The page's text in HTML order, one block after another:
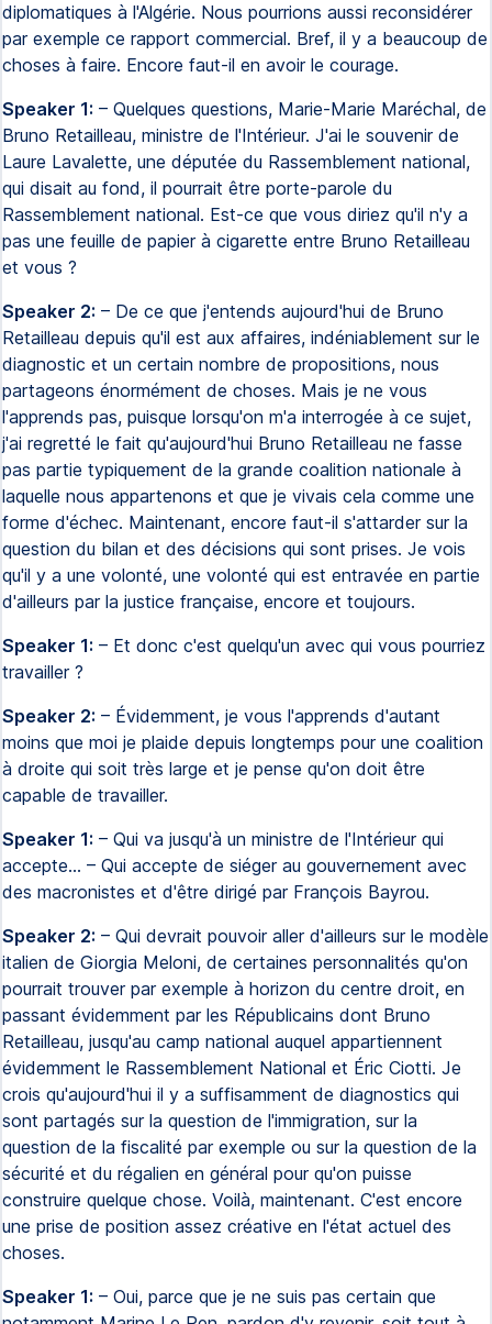
diplomatiques à l'Algérie. Nous pourrions aussi reconsidérer
par exemple ce rapport commercial. Bref, il y a beaucoup de
choses à faire. Encore faut-il en avoir le courage.
Speaker 1: – Quelques questions, Marie-Marie Maréchal, de
Bruno Retailleau, ministre de l'Intérieur. J'ai le souvenir de
Laure Lavalette, une députée du Rassemblement national,
qui disait au fond, il pourrait être porte-parole du
Rassemblement national. Est-ce que vous diriez qu'il n'y a
pas une feuille de papier à cigarette entre Bruno Retailleau
et vous ?
Speaker 2: – De ce que j'entends aujourd'hui de Bruno
Retailleau depuis qu'il est aux affaires, indéniablement sur le
diagnostic et un certain nombre de propositions, nous
partageons énormément de choses. Mais je ne vous
l'apprends pas, puisque lorsqu'on m'a interrogée à ce sujet,
j'ai regretté le fait qu'aujourd'hui Bruno Retailleau ne fasse
pas partie typiquement de la grande coalition nationale à
laquelle nous appartenons et que je vivais cela comme une
forme d'échec. Maintenant, encore faut-il s'attarder sur la
question du bilan et des décisions qui sont prises. Je vois
qu'il y a une volonté, une volonté qui est entravée en partie
d'ailleurs par la justice française, encore et toujours.
Speaker 1: – Et donc c'est quelqu'un avec qui vous pourriez
travailler ?
Speaker 2: – Évidemment, je vous l'apprends d'autant
moins que moi je plaide depuis longtemps pour une coalition
à droite qui soit très large et je pense qu'on doit être
capable de travailler.
Speaker 1: – Qui va jusqu'à un ministre de l'Intérieur qui
accepte… – Qui accepte de siéger au gouvernement avec
des macronistes et d'être dirigé par François Bayrou.
Speaker 2: – Qui devrait pouvoir aller d'ailleurs sur le modèle
italien de Giorgia Meloni, de certaines personnalités qu'on
pourrait trouver par exemple à horizon du centre droit, en
passant évidemment par les Républicains dont Bruno
Retailleau, jusqu'au camp national auquel appartiennent
évidemment le Rassemblement National et Éric Ciotti. Je
crois qu'aujourd'hui il y a suffisamment de diagnostics qui
sont partagés sur la question de l'immigration, sur la
question de la fiscalité par exemple ou sur la question de la
sécurité et du régalien en général pour qu'on puisse
construire quelque chose. Voilà, maintenant. C'est encore
une prise de position assez créative en l'état actuel des
choses.
Speaker 1: – Oui, parce que je ne suis pas certain que